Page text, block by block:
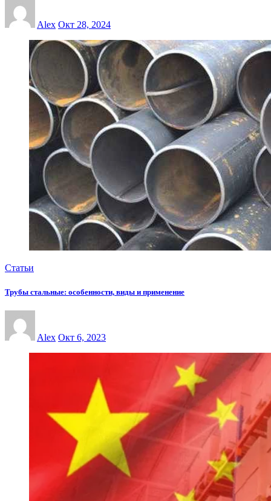
Alex Окт 28, 2024
Статьи
Трубы стальные: особенности, виды и применение
Alex Окт 6, 2023